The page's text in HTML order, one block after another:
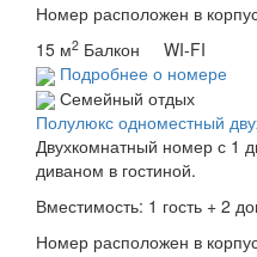
Номер расположен в
15 м2 Балкон WI-FI
Подробнее о номере
Семейный отдых
Полулюкс одноместный
Двухкомнатный номер с 1
диваном в гостиной.
Вместимость: 1 гость + 2
Номер расположен в